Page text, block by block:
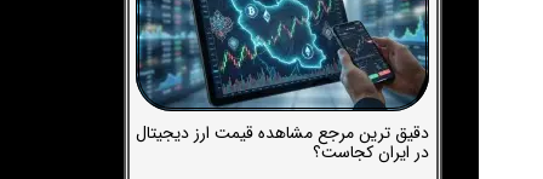
دقیق ترین مرجع مشاهده قیمت ارز دیجیتال
در ایران کجاست؟